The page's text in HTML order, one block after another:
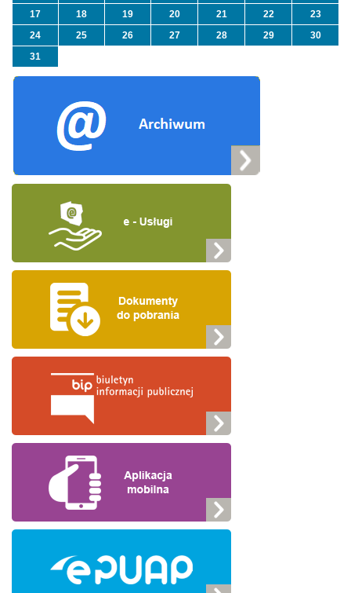
17
18 19 20 21 22
23
24
25 26 27 28 29
30
31